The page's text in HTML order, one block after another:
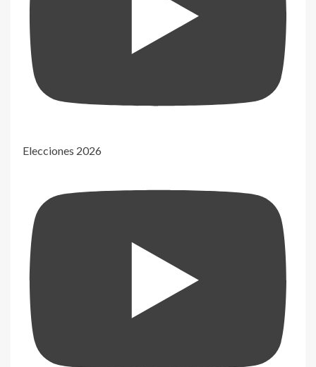
Elecciones 2026